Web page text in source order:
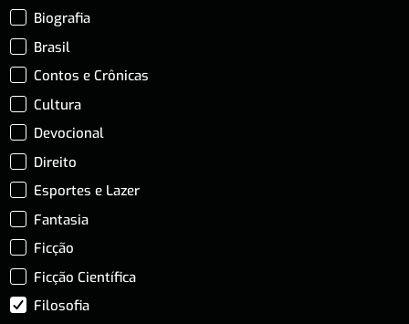
Biografia
Brasil
Contos e Crônicas
Cultura
Devocional
Direito
Esportes e Lazer
Fantasia
Ficção
Ficção Científica
Filosofia